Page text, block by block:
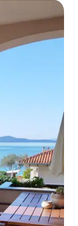
gosti”